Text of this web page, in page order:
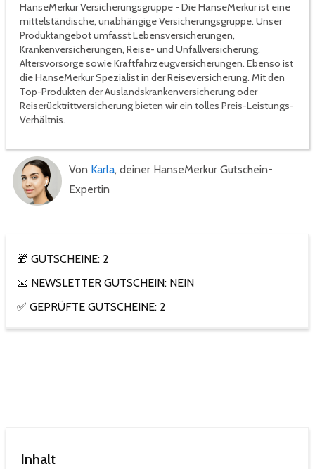
HanseMerkur Versicherungsgruppe - Die HanseMerkur ist eine
mittelständische, unabhängige Versicherungsgruppe. Unser
Produktangebot umfasst Lebensversicherungen,
Krankenversicherungen, Reise- und Unfallversicherung,
Altersvorsorge sowie Kraftfahrzeugversicherungen. Ebenso ist
die HanseMerkur Spezialist in der Reiseversicherung. Mit den
Top-Produkten der Auslandskrankenversicherung oder
Reiserücktrittversicherung bieten wir ein tolles Preis-Leistungs-
Verhältnis.
Von Karla, deiner HanseMerkur Gutschein-
Expertin
🎁 GUTSCHEINE: 2
📧 NEWSLETTER GUTSCHEIN: NEIN
✅ GEPRÜFTE GUTSCHEINE: 2
Inhalt